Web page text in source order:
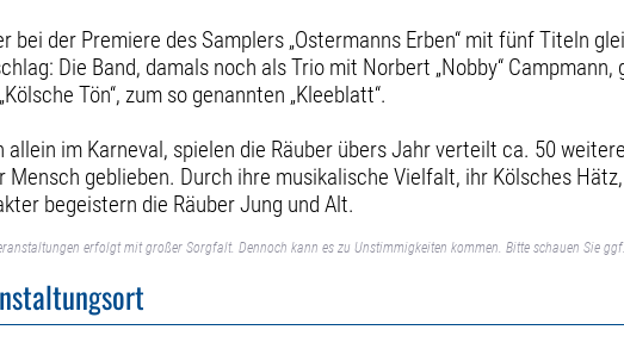
bei der Premiere des Samplers „Ostermanns Erben“ mit fünf Titeln
Die Band, damals noch als Trio mit Norbert „Nobby“
Tön“, zum so genannten „Kleeblatt“.
im Karneval, spielen die Räuber übers Jahr verteilt ca. 50
Mensch geblieben. Durch ihre musikalische Vielfalt, ihr Kölsches
begeistern die Räuber Jung und Alt.
erfolgt mit großer Sorgfalt. Dennoch kann es zu Unstimmigkeiten kommen. Bitte schauen Sie